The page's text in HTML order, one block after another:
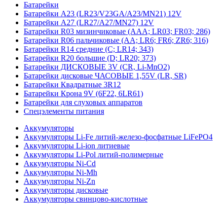
Батарейки
Батарейки A23 (LR23/V23GA/A23/MN21) 12V
Батарейки A27 (LR27/A27/MN27) 12V
Батарейки R03 мизинчиковые (AAA; LR03; FR03; 286)
Батарейки R06 пальчиковые (AA; LR6; FR6; ZR6; 316)
Батарейки R14 средние (C; LR14; 343)
Батарейки R20 большие (D; LR20; 373)
Батарейки ДИСКОВЫЕ 3V (CR, Li-MnO2)
Батарейки дисковые ЧАСОВЫЕ 1,55V (LR, SR)
Батарейки Квадратные 3R12
Батарейки Крона 9V (6F22, 6LR61)
Батарейки для слуховых аппаратов
Спецэлементы питания
Аккумуляторы
Аккумуляторы Li-Fe литий-железо-фосфатные LiFePO4
Аккумуляторы Li-ion литиевые
Аккумуляторы Li-Pol литий-полимерные
Аккумуляторы Ni-Cd
Аккумуляторы Ni-Mh
Аккумуляторы Ni-Zn
Аккумуляторы дисковые
Аккумуляторы свинцово-кислотные